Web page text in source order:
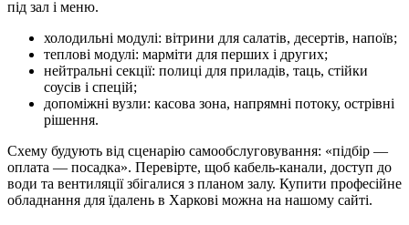
під зал і меню.
холодильні модулі: вітрини для салатів, десертів, напоїв;
теплові модулі: марміти для перших і других;
нейтральні секції: полиці для приладів, таць, стійки
соусів і спецій;
допоміжні вузли: касова зона, напрямні потоку, острівні
рішення.
Схему будують від сценарію самообслуговування: «підбір —
оплата — посадка». Перевірте, щоб кабель-канали, доступ до
води та вентиляції збігалися з планом залу. Купити професійне
обладнання для їдалень в Харкові можна на нашому сайті.